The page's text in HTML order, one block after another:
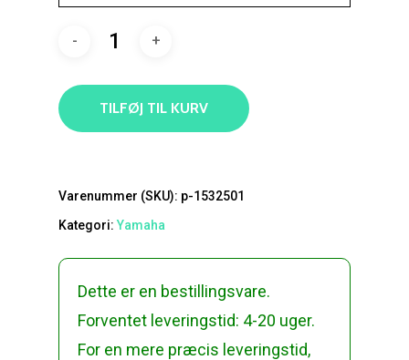
TILFØJ TIL KURV
Varenummer (SKU): p-1532501
Kategori:Yamaha
Dette er en bestillingsvare.
Forventet leveringstid: 4-20 uger.
For en mere præcis leveringstid,